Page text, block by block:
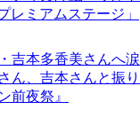
レミアムステージ」
吉本多香美さんへ涙
、吉本さんと振り
前夜祭』